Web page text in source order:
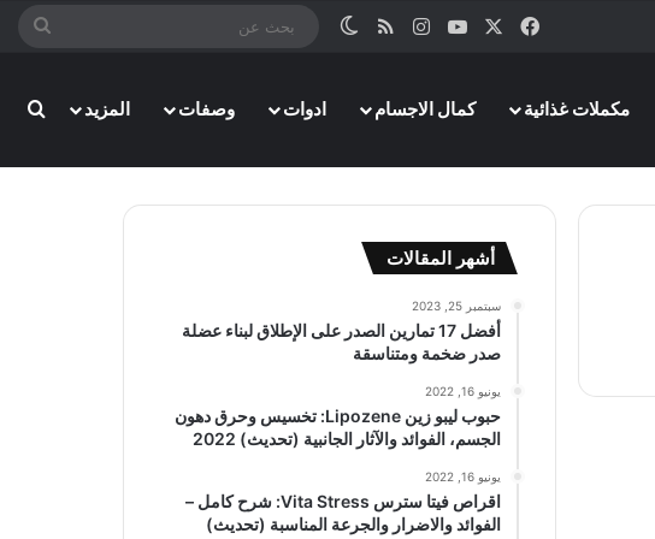
فيسبوك ‫YouTubeانستقرامملخص الموقع RSS
الوضع المظلم
مكملات غذائية كمال الاجسام ادوات وصفات المزيد
أشهر المقالات
سبتمبر 25, 2023
أفضل 17 تمارين الصدر على الإطلاق لبناء عضلة
صدر ضخمة ومتناسقة
يونيو 16, 2022
حبوب ليبو زين Lipozene: تخسيس وحرق دهون
الجسم، الفوائد والآثار الجانبية (تحديث) 2022
يونيو 16, 2022
اقراص فيتا سترس Vita Stress: شرح كامل –
الفوائد والاضرار والجرعة المناسبة (تحديث)